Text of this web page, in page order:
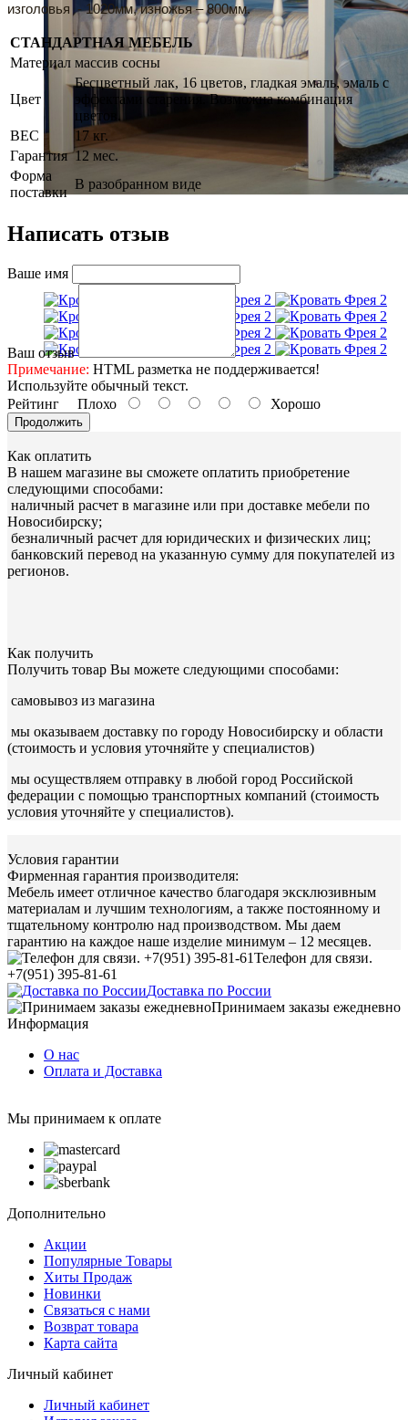
изголовья - 1020мм, изножья – 800мм.
СТАНДАРТНАЯ МЕБЕЛЬ
Материал массив сосны
Цвет
Бесцветный лак, 16 цветов, гладкая эмаль, эмаль с
эффектами старения. Возможна комбинация
цветов.
ВЕС
17 кг.
Гарантия 12 мес.
Форма
поставки
В разобранном виде
Написать отзыв
Ваше имя
Ваш отзыв
Примечание: HTML разметка не поддерживается!
Используйте обычный текст.
Рейтинг Плохо Хорошо
Продолжить
Как оплатить
В нашем магазине вы сможете оплатить приобретение
следующими способами:
наличный расчет в магазине или при доставке мебели по
Новосибирску;
безналичный расчет для юридических и физических лиц;
банковский перевод на указанную сумму для покупателей из
регионов.
Как получить
Получить товар Вы можете следующими способами:
самовывоз из магазина
мы оказываем доставку по городу Новосибирску и области
(стоимость и условия уточняйте у специалистов)
мы осуществляем отправку в любой город Российской
федерации с помощью транспортных компаний (стоимость
условия уточняйте у специалистов).
Условия гарантии
Фирменная гарантия производителя:
Мебель имеет отличное качество благодаря эксклюзивным
материалам и лучшим технологиям, а также постоянному и
тщательному контролю над производством. Мы даем
гарантию на каждое наше изделие минимум – 12 месяцев.
Телефон для связи.
+7(951) 395-81-61
Доставка по России
Принимаем заказы ежедневно
Информация
О нас
Оплата и Доставка
Мы принимаем к оплате
Дополнительно
Акции
Популярные Товары
Хиты Продаж
Новинки
Связаться с нами
Возврат товара
Карта сайта
Личный кабинет
Личный кабинет